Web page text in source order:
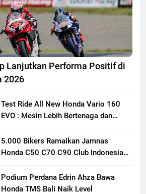
Lanjutkan Performa Positif di
2026
Test Ride All New Honda Vario 160
EVO : Mesin Lebih Bertenaga dan
5.000 Bikers Ramaikan Jamnas
Honda C50 C70 C90 Club Indonesia
Persaudaraan Pecinta Motor Klasik
Honda
Podium Perdana Edrin Ahza Bawa
Honda TMS Bali Naik Level